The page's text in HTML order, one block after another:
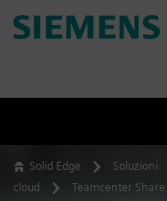
Skip
to
Solid Edge Soluzioni
cloud
Teamcenter Share